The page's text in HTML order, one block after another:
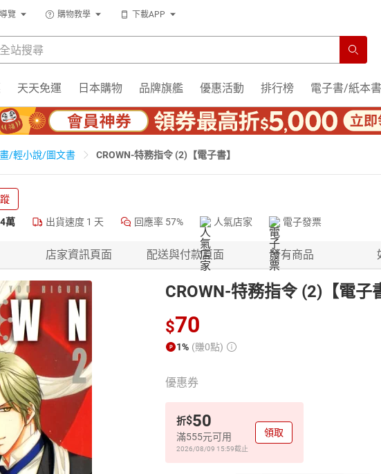
覽 購物教學 下載APP
天天免運 日本購物 品牌旗艦 優惠活動 排行榜 電子書/紙本書
/輕小說/圖文書 CROWN-特務指令 (2)【電子書】
萬 出貨速度 1 天 回應率 57% 人氣店家 電子發票
店家資訊頁面 配送與付款頁面 所有商品
CROWN-特務指令 (2)【電子
$70
1% (賺0點)
優惠券
折$50
滿555元可用
2026/08/09 15:59截止
領取